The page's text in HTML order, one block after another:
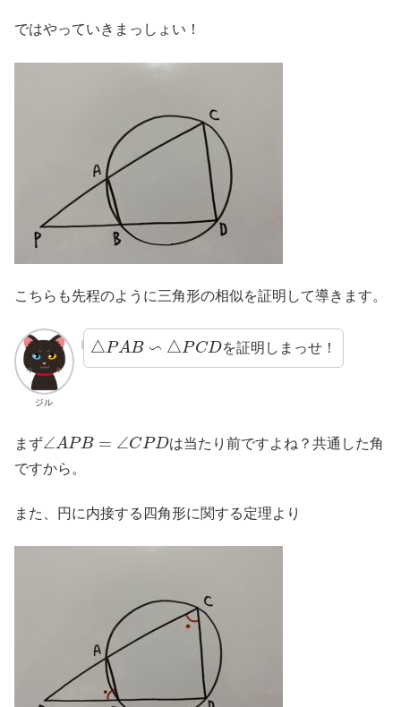
ではやっていきまっしょい！
こちらも先程のように三角形の相似を証明して導きます。
ジル
△ PA B∽ P CD
を証明しまっせ！
まず
∠ A PB= C PD
は当たり前ですよね？共通した角
ですから。
また、円に内接する四角形に関する定理より